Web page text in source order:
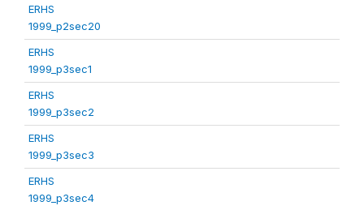
ERHS
1999_p2sec20
ERHS
1999_p3sec1
ERHS
1999_p3sec2
ERHS
1999_p3sec3
ERHS
1999_p3sec4